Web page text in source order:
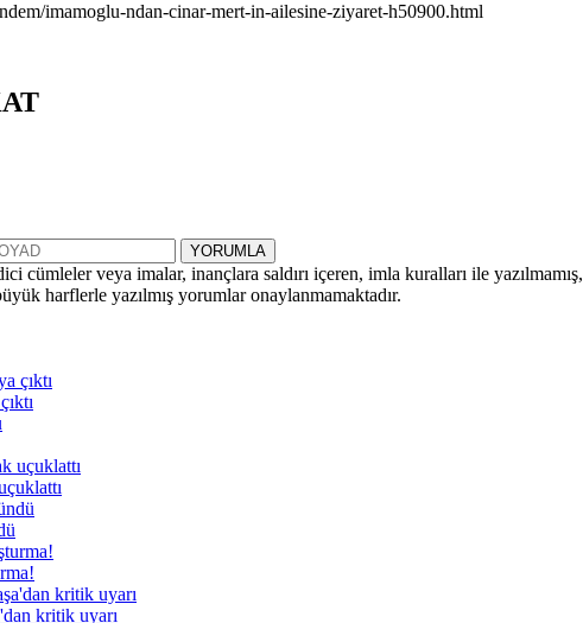
imamoglu-ndan-cinar-mert-in-ailesine-ziyaret-h50900.html
cümleler veya imalar, inançlara saldırı içeren, imla kuralları ile yazılmamış,
harflerle yazılmış yorumlar onaylanmamaktadır.
kritik uyarı